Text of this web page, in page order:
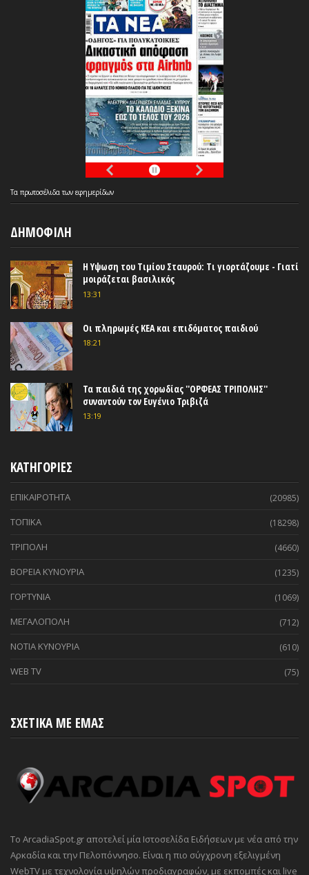
Τα πρωτοσέλιδατων εφημερίδων
ΔΗΜΟΦΙΛΗ
Η Υψωση του Τιμίου Σταυρού: Τι γιορτάζουμε - Γιατί
μοιράζεται βασιλικός
13:31
Οι πληρωμές ΚΕΑ και επιδόματος παιδιού
18:21
Τα παιδιά της χορωδίας ''ΟΡΦΕΑΣ ΤΡΙΠΟΛΗΣ''
συναντούν τον Ευγένιο Τριβιζά
13:19
ΚΑΤΗΓΟΡΙΕΣ
ΕΠΙΚΑΙΡΟΤΗΤΑ (20985)
ΤΟΠΙΚΑ (18298)
ΤΡΙΠΟΛΗ (4660)
ΒΟΡΕΙΑ ΚΥΝΟΥΡΙΑ (1235)
ΓΟΡΤΥΝΙΑ (1069)
ΜΕΓΑΛΟΠΟΛΗ (712)
ΝΟΤΙΑ ΚΥΝΟΥΡΙΑ (610)
WEB TV (75)
ΣΧΕΤΙΚΑ ΜΕ ΕΜΑΣ
Το ArcadiaSpot.gr αποτελεί μία Ιστοσελίδα Ειδήσεων με νέα από την
Αρκαδία και την Πελοπόννησο. Είναι η πιο σύγχρονη εξελιγμένη
WebTV με τεχνολογία υψηλών προδιαγραφών, με εκπομπές και live